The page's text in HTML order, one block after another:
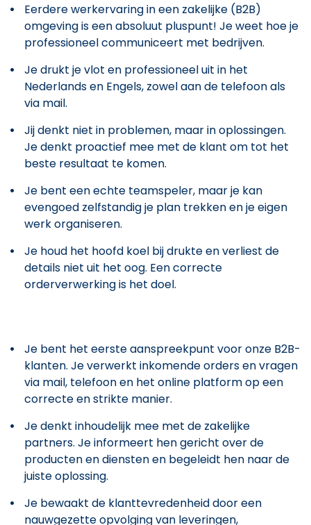
Eerdere werkervaring in een zakelijke (B2B)
omgeving is een absoluut pluspunt! Je weet hoe je
professioneel communiceert met bedrijven.
Je drukt je vlot en professioneel uit in het
Nederlands en Engels, zowel aan de telefoon als
via mail.
Jij denkt niet in problemen, maar in oplossingen.
Je denkt proactief mee met de klant om tot het
beste resultaat te komen.
Je bent een echte teamspeler, maar je kan
evengoed zelfstandig je plan trekken en je eigen
werk organiseren.
Je houd het hoofd koel bij drukte en verliest de
details niet uit het oog. Een correcte
orderverwerking is het doel.
Je bent het eerste aanspreekpunt voor onze B2B-
klanten. Je verwerkt inkomende orders en vragen
via mail, telefoon en het online platform op een
correcte en strikte manier.
Je denkt inhoudelijk mee met de zakelijke
partners. Je informeert hen gericht over de
producten en diensten en begeleidt hen naar de
juiste oplossing.
Je bewaakt de klanttevredenheid door een
nauwgezette opvolging van leveringen,